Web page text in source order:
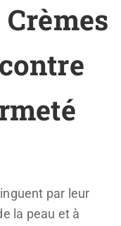
par leur
la peau et à